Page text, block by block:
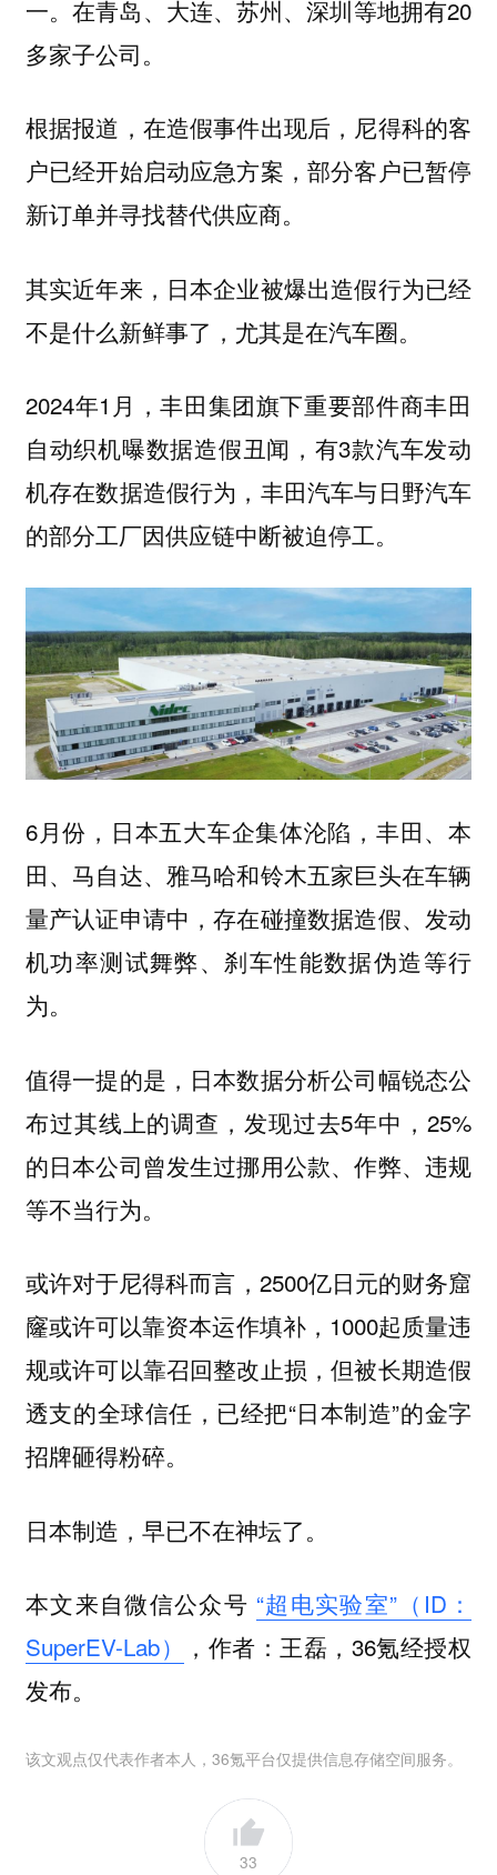
一。在青岛、大连、苏州、深圳等地拥有20
多家子公司。
根据报道，在造假事件出现后，尼得科的客
户已经开始启动应急方案，部分客户已暂停
新订单并寻找替代供应商。
其实近年来，日本企业被爆出造假行为已经
不是什么新鲜事了，尤其是在汽车圈。
2024年1月，丰田集团旗下重要部件商丰田
自动织机曝数据造假丑闻，有3款汽车发动
机存在数据造假行为，丰田汽车与日野汽车
的部分工厂因供应链中断被迫停工。
6月份，日本五大车企集体沦陷，丰田、本
田、马自达、雅马哈和铃木五家巨头在车辆
量产认证申请中，存在碰撞数据造假、发动
机功率测试舞弊、刹车性能数据伪造等行
为。
值得一提的是，日本数据分析公司幅锐态公
布过其线上的调查，发现过去5年中，25%
的日本公司曾发生过挪用公款、作弊、违规
等不当行为。
或许对于尼得科而言，2500亿日元的财务窟
窿或许可以靠资本运作填补，1000起质量违
规或许可以靠召回整改止损，但被长期造假
透支的全球信任，已经把“日本制造”的金字
招牌砸得粉碎。
日本制造，早已不在神坛了。
本文来自微信公众号 “超电实验室”（ID：
SuperEV-Lab）
，作者：王磊，36氪经授权
发布。
该文观点仅代表作者本人，36氪平台仅提供信息存储空间服务。
33